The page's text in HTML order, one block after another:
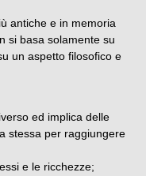
antiche e in memoria
si basa solamente su
un aspetto filosofico e
ed implica delle
stessa per raggiungere
e le ricchezze;